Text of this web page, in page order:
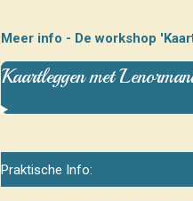
Meer info - De workshop
Kaartleggen met
Praktische Info: